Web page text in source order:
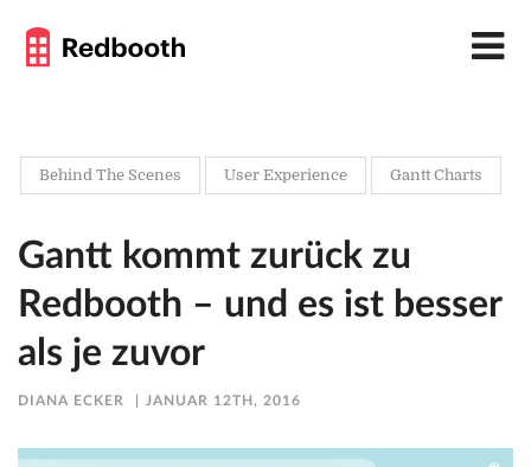
Behind The Scenes User Experience Gantt Charts
Gantt kommt zurück zu
Redbooth – und es ist besser
als je zuvor
DIANA ECKER JANUAR 12TH, 2016